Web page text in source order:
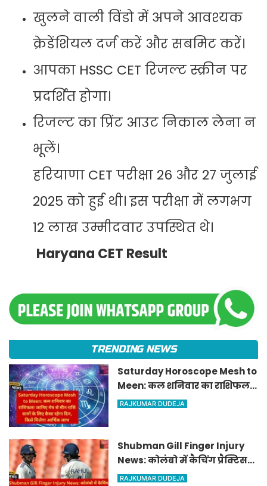
खुलने वाली विंडो में अपने आवश्यक
क्रेडेंशियल दर्ज करें और सबमिट करें।
आपका HSSC CET रिजल्ट स्क्रीन पर
प्रदर्शित होगा।
रिजल्ट का प्रिंट आउट निकाल लेना न
भूलें।
हरियाणा CET परीक्षा 26 और 27 जुलाई
2025 को हुई थी। इस परीक्षा में लगभग
12 लाख उम्मीदवार उपस्थित थे।
Haryana CET Result
TRENDING NEWS
Saturday Horoscope Mesh to
Meen: कल शनिवार का राशिफल!
जानिए मेष से मीन राशि वालों के
RAJKUMAR DUDEJA
Shubman Gill Finger Injury
News: कोलंबो में कैचिंग प्रैक्टिस
के दौरान घायल हुए शुभमन गिल,
RAJKUMAR DUDEJA